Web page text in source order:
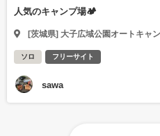
人気のキャンプ場🏕️
[茨城県] 大子広域公園オートキャ
ソロ フリーサイト
sawa